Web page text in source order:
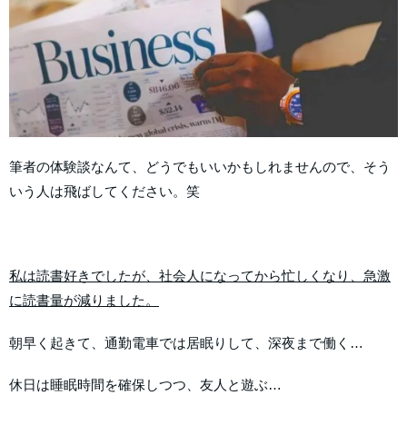
筆者の体験談なんて、どうでもいいかもしれませんので、そう
いう人は飛ばしてください。笑
私は読書好きでしたが、社会人になってから忙しくなり、急激
に読書量が減りました。
朝早く起きて、通勤電車では居眠りして、深夜まで働く…
休日は睡眠時間を確保しつつ、友人と遊ぶ…